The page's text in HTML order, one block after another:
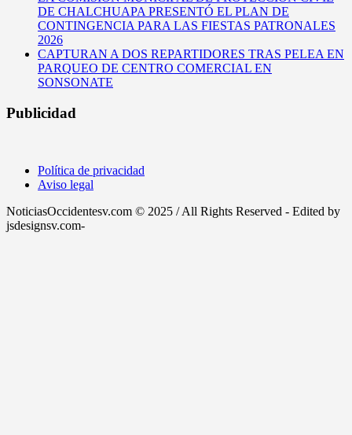
DE CHALCHUAPA PRESENTÓ EL PLAN DE
CONTINGENCIA PARA LAS FIESTAS PATRONALES
2026
CAPTURAN A DOS REPARTIDORES TRAS PELEA EN
PARQUEO DE CENTRO COMERCIAL EN
SONSONATE
Publicidad
Política de privacidad
Aviso legal
NoticiasOccidentesv.com © 2025 / All Rights Reserved - Edited by
jsdesignsv.com-